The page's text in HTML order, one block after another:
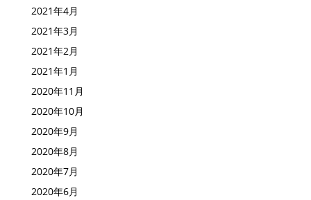
2021年4月
2021年3月
2021年2月
2021年1月
2020年11月
2020年10月
2020年9月
2020年8月
2020年7月
2020年6月